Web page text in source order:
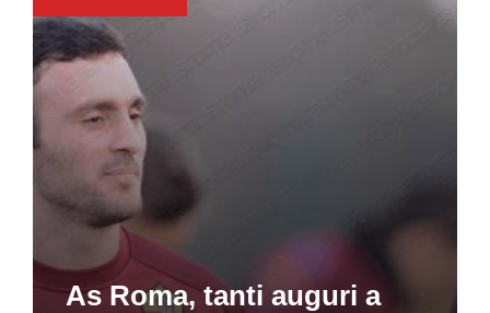
As Roma, tanti auguri a